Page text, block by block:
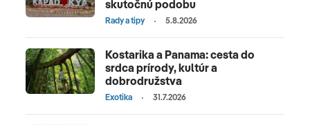
skutočnú podobu
Rady a tipy 5.8.2026
Kostarika a Panama: cesta do
srdca prírody, kultúr a
dobrodružstva
Exotika 31.7.2026